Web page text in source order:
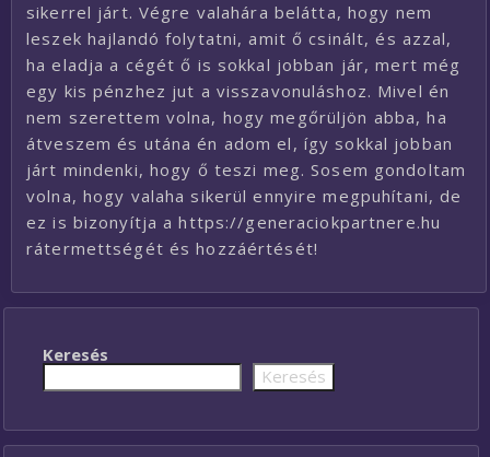
sikerrel járt. Végre valahára belátta, hogy nem
leszek hajlandó folytatni, amit ő csinált, és azzal,
ha eladja a cégét ő is sokkal jobban jár, mert még
egy kis pénzhez jut a visszavonuláshoz. Mivel én
nem szerettem volna, hogy megőrüljön abba, ha
átveszem és utána én adom el, így sokkal jobban
járt mindenki, hogy ő teszi meg. Sosem gondoltam
volna, hogy valaha sikerül ennyire megpuhítani, de
ez is bizonyítja a https://generaciokpartnere.hu
rátermettségét és hozzáértését!
Keresés
Keresés